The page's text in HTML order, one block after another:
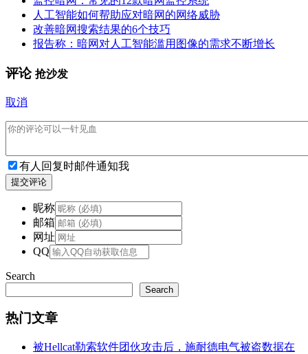
人工智能如何帮助应对暗网的网络威胁
改善暗网搜索结果的6个技巧
报告称：暗网对人工智能滥用图像的需求不断增长
评论 抢沙发
取消
有人回复时邮件通知我
提交评论
昵称
邮箱
网址
QQ
Search
Search
热门文章
被Hellcat勒索软件团伙攻击后，施耐德电气被盗数据在